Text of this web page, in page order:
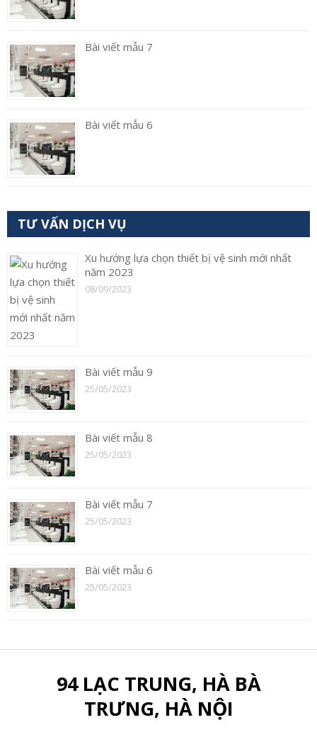
Bài viết mẫu 7
Bài viết mẫu 6
TƯ VẤN DỊCH VỤ
Xu hướng lựa chọn thiết bị vệ sinh mới nhất
năm 2023
08/09/2023
Bài viết mẫu 9
25/05/2023
Bài viết mẫu 8
25/05/2023
Bài viết mẫu 7
25/05/2023
Bài viết mẫu 6
25/05/2023
94 LẠC TRUNG, HÀ BÀ
TRƯNG, HÀ NỘI